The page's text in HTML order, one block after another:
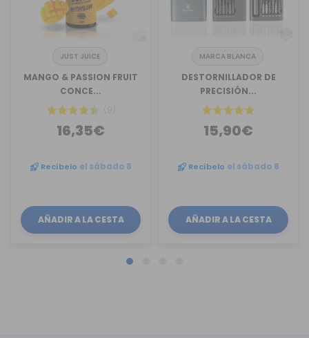
JUST JUICE
MANGO & PASSION FRUIT
CONCE...
(9)
16,35€
Recíbelo el sábado 8
AÑADIR A LA CESTA
MARCA BLANCA
DESTORNILLADOR DE
PRECISIÓN...
15,90€
Recíbelo el sábado 8
AÑADIR A LA CESTA